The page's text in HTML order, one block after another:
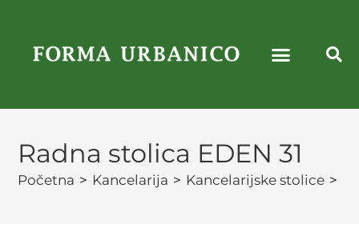
Radna stolica EDEN 31
Početna > Kancelarija > Kancelarijske stolice >